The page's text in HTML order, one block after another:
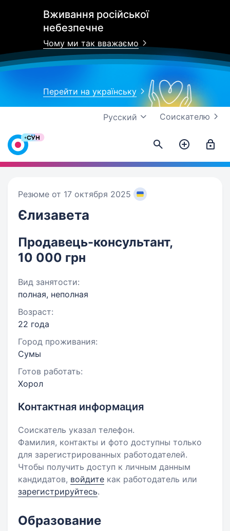
Вживання російської
небезпечне
Чому ми так вважаємо
Перейти на українську
Соискателю
Русский
Резюме от 17 октября 2025
Єлизавета
Продавець-консультант,
10 000 грн
Вид занятости:
полная, неполная
Возраст:
22 года
Город проживания:
Сумы
Готов работать:
Хорол
Контактная информация
Соискатель указал телефон.
Фамилия, контакты и фото доступны только
для зарегистрированных работодателей.
Чтобы получить доступ к личным данным
кандидатов, войдите как работодатель или
зарегистрируйтесь.
Образование